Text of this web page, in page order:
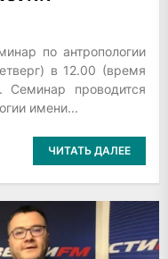
по антропологии
в 12.00 (время
Семинар проводится
имени...
ЧИТАТЬ ДАЛЕЕ